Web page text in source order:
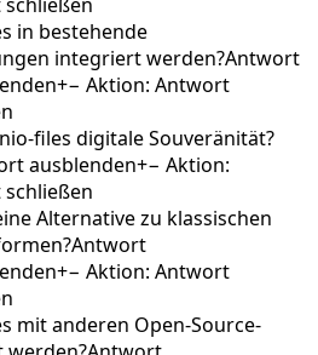
in bestehende
integriert werden?Antwort
+− Aktion: Antwort
files digitale Souveränität?
ausblenden+− Aktion:
Alternative zu klassischen
Antwort
+− Aktion: Antwort
mit anderen Open-Source-